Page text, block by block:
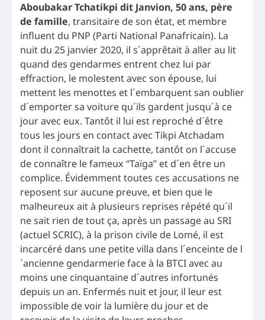
Aboubakar Tchatikpi dit Janvion, 50 ans, père
de famille, transitaire de son état, et membre
influent du PNP (Parti National Panafricain). La
nuit du 25 janvier 2020, il s´apprêtait à aller au lit
quand des gendarmes entrent chez lui par
effraction, le molestent avec son épouse, lui
mettent les menottes et l´embarquent san oublier
d´emporter sa voiture qu´ils gardent jusqu´à ce
jour avec eux. Tantôt il lui est reproché d´être
tous les jours en contact avec Tikpi Atchadam
dont il connaîtrait la cachette, tantôt on l´accuse
de connaître le fameux “Taïga” et d´en être un
complice. Évidemment toutes ces accusations ne
reposent sur aucune preuve, et bien que le
malheureux ait à plusieurs reprises répété qu´il
ne sait rien de tout ça, après un passage au SRI
(actuel SCRIC), à la prison civile de Lomé, il est
incarcéré dans une petite villa dans l´enceinte de l
´ancienne gendarmerie face à la BTCI avec au
moins une cinquantaine d´autres infortunés
depuis un an. Enfermés nuit et jour, il leur est
impossible de voir la lumière du jour et de